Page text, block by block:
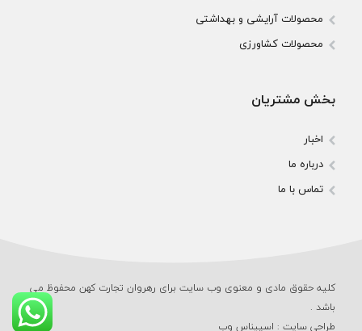
محصولات آرایشی و بهداشتی
محصولات کشاورزی
بخش مشتریان
اخبار
درباره ما
تماس با ما
کلیه حقوق مادی و معنوی وب‌ سایت برای رهروان تجارت کهن محفوظ می‌
باشد .
طراحی سایت: اسپیناس وب